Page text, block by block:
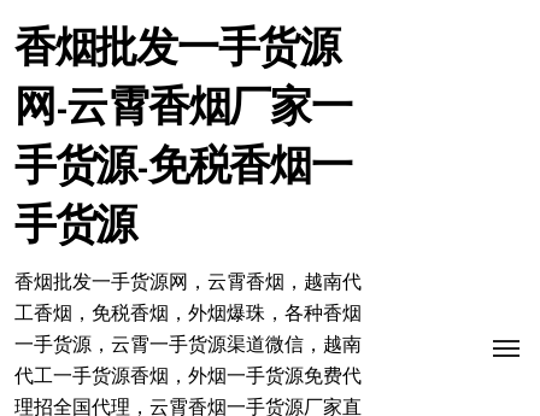
转香烟批发一手货源
网-云霄香烟厂家一
手货源-免税香烟一
手货源
香烟批发一手货源网，云霄香烟，越南代
工香烟，免税香烟，外烟爆珠，各种香烟
一手货源，云霄一手货源渠道微信，越南
代工一手货源香烟，外烟一手货源免费代
理招全国代理，云霄香烟一手货源厂家直